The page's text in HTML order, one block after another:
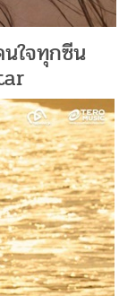
ใจทุกซีน